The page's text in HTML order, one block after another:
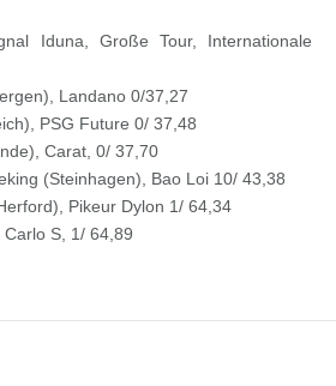
Iduna, Große Tour, Internationale
Landano 0/37,27
PSG Future 0/ 37,48
Carat, 0/ 37,70
(Steinhagen), Bao Loi 10/ 43,38
Pikeur Dylon 1/ 64,34
S, 1/ 64,89